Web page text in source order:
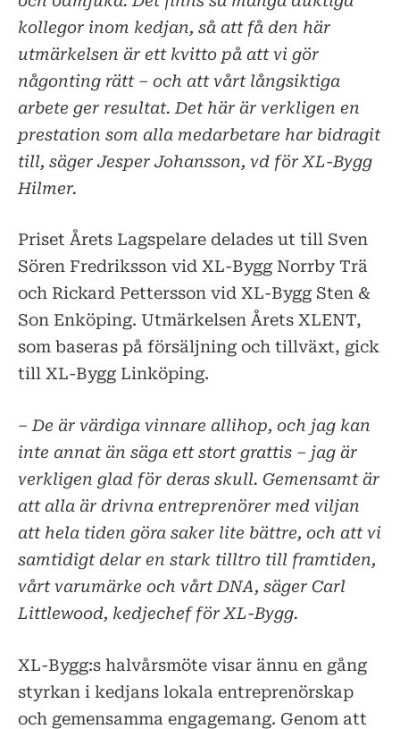
kollegor inom kedjan, så att få den här
utmärkelsen är ett kvitto på att vi gör
någonting rätt – och att vårt långsiktiga
arbete ger resultat. Det här är verkligen en
prestation som alla medarbetare har bidragit
till, säger Jesper Johansson, vd för XL-Bygg
Hilmer.
Priset Årets Lagspelare delades ut till Sven
Sören Fredriksson vid XL-Bygg Norrby Trä
och Rickard Pettersson vid XL-Bygg Sten &
Son Enköping. Utmärkelsen Årets XLENT,
som baseras på försäljning och tillväxt, gick
till XL-Bygg Linköping.
– De är värdiga vinnare allihop, och jag kan
inte annat än säga ett stort grattis – jag är
verkligen glad för deras skull. Gemensamt är
att alla är drivna entreprenörer med viljan
att hela tiden göra saker lite bättre, och att vi
samtidigt delar en stark tilltro till framtiden,
vårt varumärke och vårt DNA, säger Carl
Littlewood, kedjechef för XL-Bygg.
XL-Bygg:s halvårsmöte visar ännu en gång
styrkan i kedjans lokala entreprenörskap
och gemensamma engagemang. Genom att